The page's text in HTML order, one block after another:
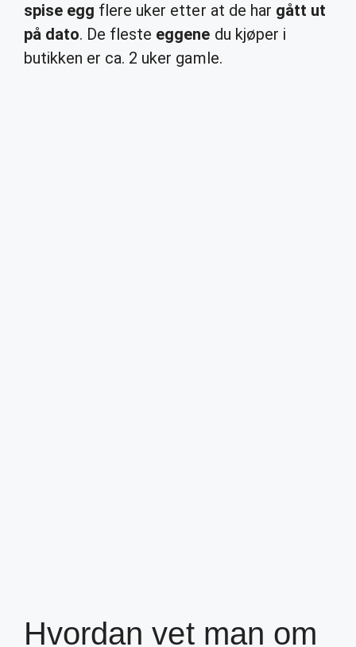
spise egg flere uker etter at de har gått ut
på dato. De fleste eggene du kjøper i
butikken er ca. 2 uker gamle.
Hvordan vet man om